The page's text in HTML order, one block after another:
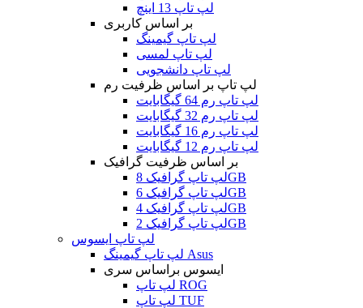
لپ تاپ 13 اینچ
بر اساس کاربری
لپ تاپ گیمینگ
لپ تاپ لمسی
لپ تاپ دانشجویی
لپ تاپ بر اساس ظرفیت رم
لپ تاپ رم 64 گیگابایت
لپ تاپ رم 32 گیگابایت
لپ تاپ رم 16 گیگابایت
لپ تاپ رم 12 گیگابایت
بر اساس ظرفیت گرافیک
لپ تاپ گرافیک 8GB
لپ تاپ گرافیک 6GB
لپ تاپ گرافیک 4GB
لپ تاپ گرافیک 2GB
لپ تاپ ایسوس
لپ تاپ گیمینگ Asus
ایسوس براساس سری
لپ تاپ ROG
لپ تاپ TUF